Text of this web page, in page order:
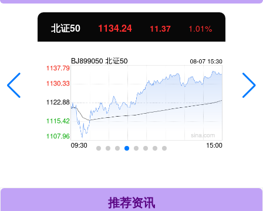
北证50 1134.24 11.37 1.01%
推荐资讯